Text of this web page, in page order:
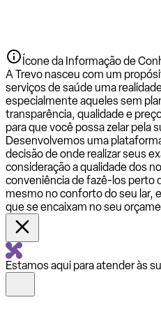
Ícone da Informação de
A Trevo nasceu com um
serviços de saúde uma
especialmente aqueles sem
transparência, qualidade e
para que você possa zelar pela
Desenvolvemos uma
decisão de onde realizar seus
consideração a qualidade dos
conveniência de fazê-los perto
mesmo no conforto do seu lar,
que se encaixam no seu
Estamos aqui para atender às